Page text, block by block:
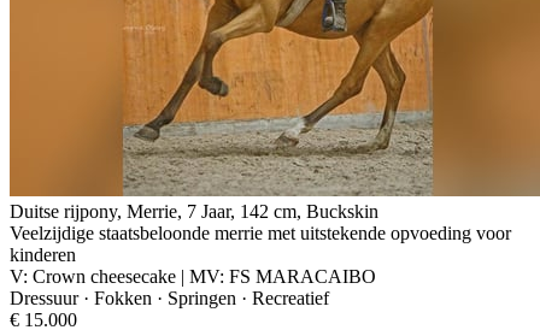
Duitse rijpony, Merrie, 7 Jaar, 142 cm, Buckskin
Veelzijdige staatsbeloonde merrie met uitstekende opvoeding voor
kinderen
V: Crown cheesecake | MV: FS MARACAIBO
Dressuur · Fokken · Springen · Recreatief
€ 15.000